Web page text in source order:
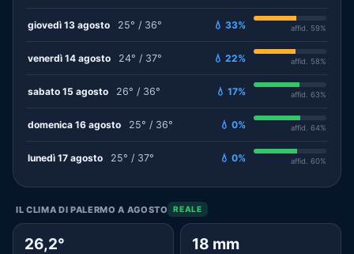
giovedì 13 agosto 25° / 36° 💧 33% affid. 59%
venerdì 14 agosto 24° / 37° 💧 22% affid. 58%
sabato 15 agosto 26° / 36° 💧 17% affid. 63%
domenica 16 agosto 25° / 36° 💧 0% affid. 64%
lunedì 17 agosto 25° / 37° 💧 0% affid. 60%
IL CLIMA DI PALERMO A AGOSTO REALE
26,2° 18 mm